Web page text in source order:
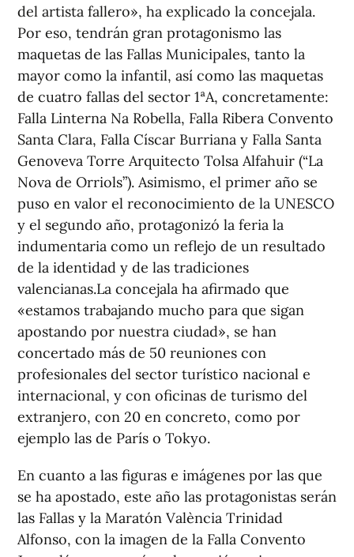
del artista fallero», ha explicado la concejala.
Por eso, tendrán gran protagonismo las
maquetas de las Fallas Municipales, tanto la
mayor como la infantil, así como las maquetas
de cuatro fallas del sector 1ªA, concretamente:
Falla Linterna Na Robella, Falla Ribera Convento
Santa Clara, Falla Císcar Burriana y Falla Santa
Genoveva Torre Arquitecto Tolsa Alfahuir (“La
Nova de Orriols”). Asimismo, el primer año se
puso en valor el reconocimiento de la UNESCO
y el segundo año, protagonizó la feria la
indumentaria como un reflejo de un resultado
de la identidad y de las tradiciones
valencianas.La concejala ha afirmado que
«estamos trabajando mucho para que sigan
apostando por nuestra ciudad», se han
concertado más de 50 reuniones con
profesionales del sector turístico nacional e
internacional, y con oficinas de turismo del
extranjero, con 20 en concreto, como por
ejemplo las de París o Tokyo.
En cuanto a las figuras e imágenes por las que
se ha apostado, este año las protagonistas serán
las Fallas y la Maratón València Trinidad
Alfonso, con la imagen de la Falla Convento